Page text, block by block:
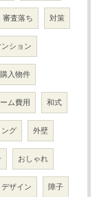
審査落ち 対策
ション
購入物件
ム費用 和式
グ 外壁
おしゃれ
デザイン 障子